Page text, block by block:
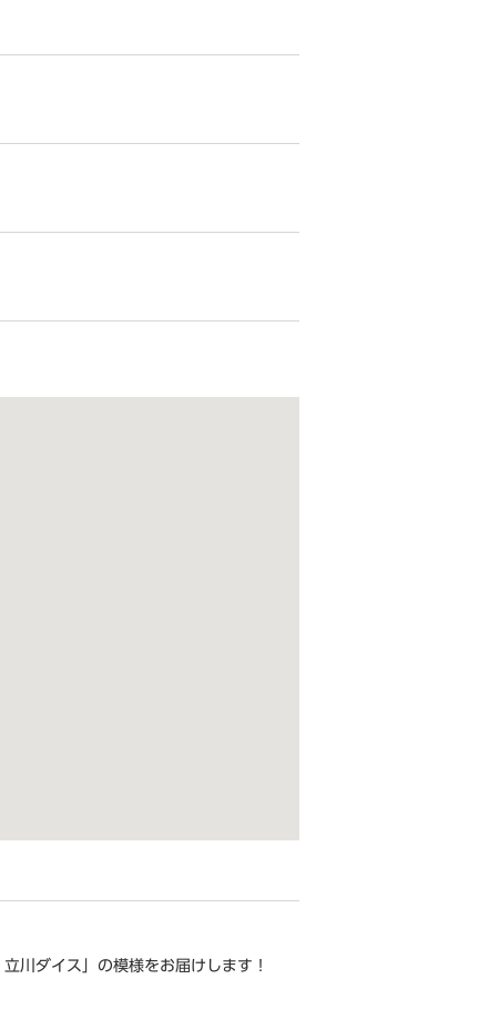
川ダイス」の模様をお届けします！